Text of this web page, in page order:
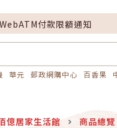
付款限額通知
華元 郵政網購中心 百香果
億居家生活館 商品總覽